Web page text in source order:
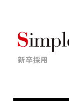
新卒採用